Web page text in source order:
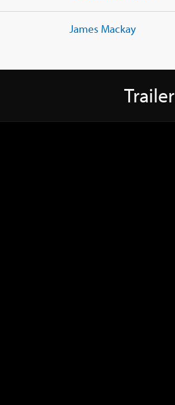
James Mackay
Trailer